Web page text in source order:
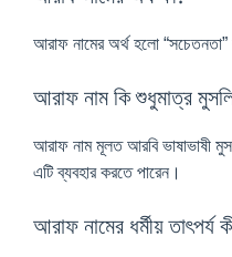
আরাফ নামের অর্থ হলো “সচেতনতা”
আরাফ নাম কি শুধুমাত্র
আরাফ নাম মূলত আরবি ভাষাভাষী
এটি ব্যবহার করতে পারেন।
আরাফ নামের ধর্মীয় তাৎপর্য